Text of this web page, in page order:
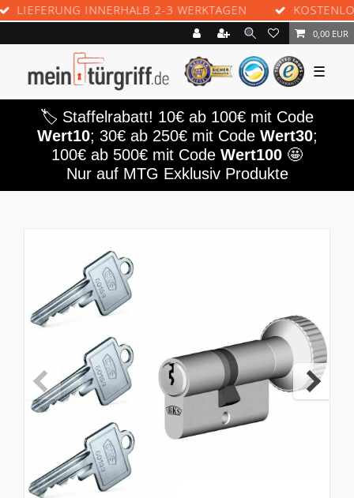
INNERHALB 2-3 WERKTAGEN KOSTENLOSE
0,00 EUR
☰
🏷️ Staffelrabatt! 10€ ab 100€ mit Code
Wert10; 30€ ab 250€ mit Code Wert30;
100€ ab 500€ mit Code Wert100 🤩
Nur auf MTG Exklusiv Produkte